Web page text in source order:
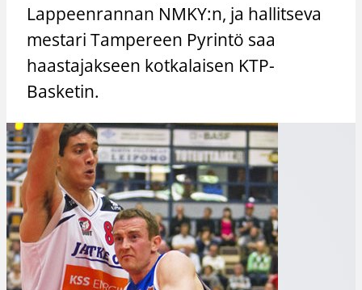
Lappeenrannan NMKY:n, ja hallitseva
mestari Tampereen Pyrintö saa
haastajakseen kotkalaisen KTP-
Basketin.